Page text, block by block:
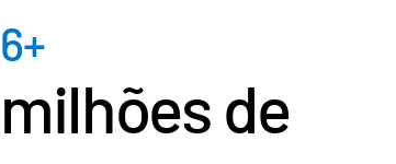
6+
milhões de